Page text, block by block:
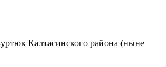
Калтасинского района (ныне